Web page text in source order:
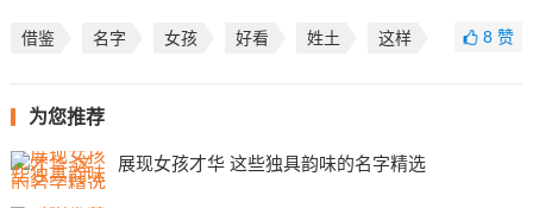
借鉴 名字 女孩 好看 姓土 这样 8赞
为您推荐
展现女孩才华 这些独具韵味的名字精选